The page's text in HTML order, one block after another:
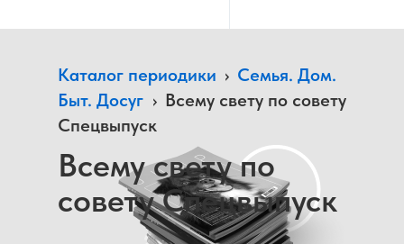
Каталог периодики › Семья. Дом.
Быт. Досуг › Всему свету по совету
Спецвыпуск
Всему свету по
совету Спецвыпуск